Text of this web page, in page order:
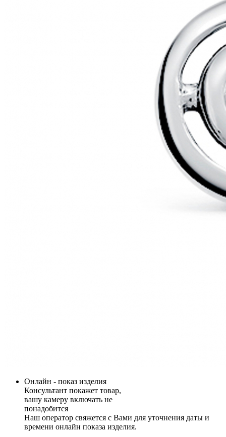
Онлайн - показ изделия
Консультант покажет товар,
вашу камеру включать не
понадобится
Наш оператор свяжется с Вами для уточнения даты и
времени онлайн показа изделия.